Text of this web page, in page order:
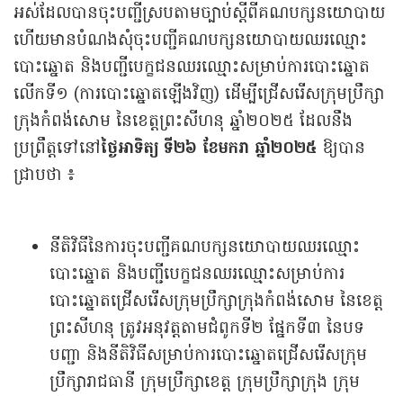
អស់ដែលបានចុះបញ្ជីស្របតាមច្បាប់ស្តីពីគណបក្សនយោបាយ
ហើយមានបំណងសុំចុះបញ្ជីគណបក្សនយោបាយឈរឈ្មោះ
បោះឆ្នោត និងបញ្ជីបេក្ខជនឈរឈ្មោះសម្រាប់ការបោះឆ្នោត
លើកទី១ (ការបោះឆ្នោតឡើងវិញ) ដើម្បីជ្រើសរើសក្រុមប្រឹក្សា
ក្រុងកំពង់សោម នៃខេត្តព្រះសីហនុ ឆ្នាំ២០២៥ ដែលនឹង
ប្រព្រឹត្តទៅនៅថ្ងៃអាទិត្យ ទី២៦ ខែមករា ឆ្នាំ២០២៥ ឱ្យបាន
ជ្រាបថា ៖
នីតិវិធីនៃការចុះបញ្ជីគណបក្សនយោបាយឈរឈ្មោះ
បោះឆ្នោត និងបញ្ជីបេក្ខជនឈរឈ្មោះសម្រាប់ការ
បោះឆ្នោតជ្រើសរើសក្រុមប្រឹក្សាក្រុងកំពង់សោម នៃខេត្ត
ព្រះសីហនុ ត្រូវអនុវត្តតាមជំពូកទី២ ផ្នែកទី៣ នៃបទ
បញ្ជា និងនីតិវិធីសម្រាប់ការបោះឆ្នោតជ្រើសរើសក្រុម
ប្រឹក្សារាជធានី ក្រុមប្រឹក្សាខេត្ត ក្រុមប្រឹក្សាក្រុង ក្រុម